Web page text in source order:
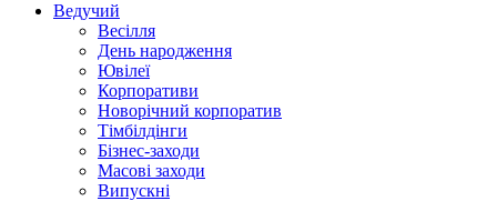
Ведучий
Весілля
День народження
Ювілеї
Корпоративи
Новорічний корпоратив
Тімбілдінги
Бізнес-заходи
Масові заходи
Випускні